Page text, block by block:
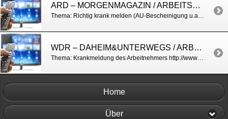
ARD – MORGENMAGAZIN / ARBEITSRECHT (KRANKMELDUNG)
Thema: Richtig krank melden (AU-Bescheinigung u.a.) http://www.daserste.de/information/politik-weltgeschehen/morgenmagazin/service/service-Krankmelden-aber-richtig-100.html http://www.daserste.de/information/politik-weltgeschehen/morgenmagazin/videos/service-krankmeldung-100.html
WDR – DAHEIM&UNTERWEGS / ARBEITSRECHT
Thema: Krankmeldung des Arbeitnehmers http://www1.wdr.de/mediathek/video/sendungen/daheim-und-unterwegs/video-kay-p-rodegra-klaert-auf-was-man-bei-einer-krankmeldung-bei-der-arbeit-zu-beachten-hat-100.html
Home
Über